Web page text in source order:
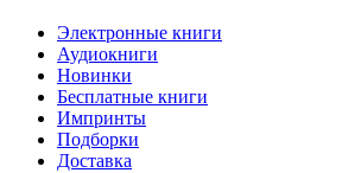
Электронные книги
Аудиокниги
Новинки
Бесплатные книги
Импринты
Подборки
Доставка